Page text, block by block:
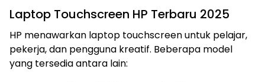
Laptop Touchscreen HP Terbaru 2025
HP menawarkan laptop touchscreen untuk pelajar,
pekerja, dan pengguna kreatif. Beberapa model
yang tersedia antara lain: